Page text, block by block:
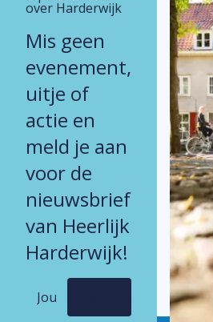
over Harderwijk
Mis geen
evenement,
uitje of
actie en
meld je aan
voor de
nieuwsbrief
van Heerlijk
Harderwijk!